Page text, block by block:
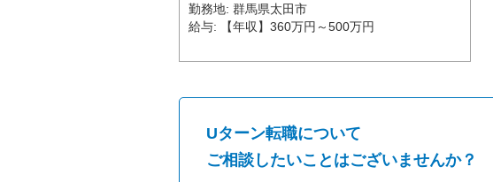
勤務地 群馬県太田市
給与
【年収】360万円～500万円
Uターン転職について
ご相談したいことはございませんか？